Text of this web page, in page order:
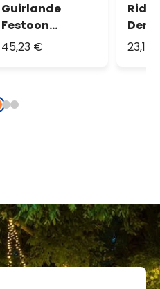
Guirlande
Festoon
Connect+ 5 m,
prolongeable
45,23 € 23,17